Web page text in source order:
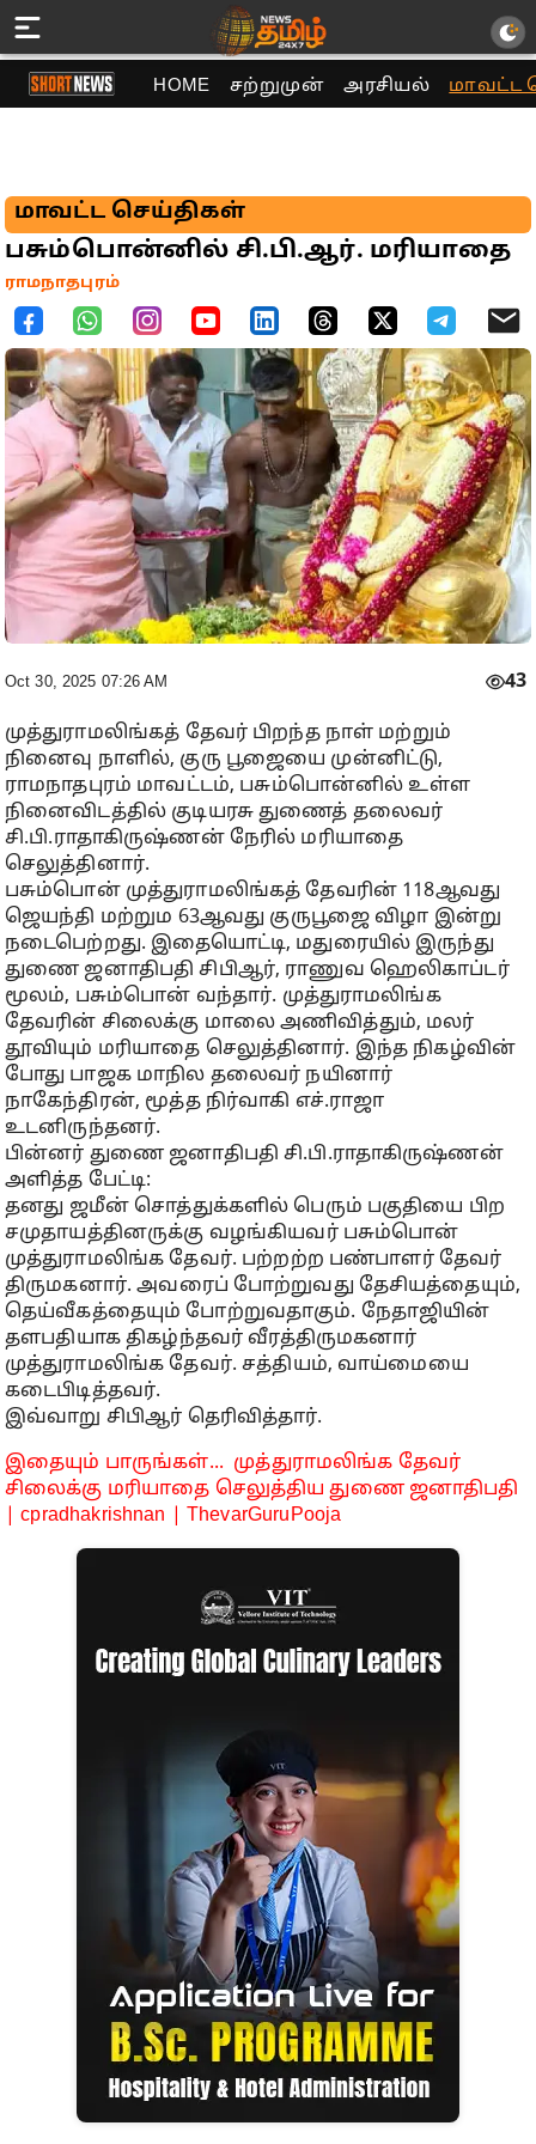
HOME சற்றுமுன் அரசியல் மாவட்ட
மாவட்ட செய்திகள்
பசும்பொன்னில் சி.பி.ஆர். மரியாதை
ராமநாதபுரம்
Oct 30, 2025 07:26 AM 43
முத்துராமலிங்கத் தேவர் பிறந்த நாள் மற்றும்
நினைவு நாளில், குரு பூஜையை முன்னிட்டு,
ராமநாதபுரம் மாவட்டம், பசும்பொன்னில் உள்ள
நினைவிடத்தில் குடியரசு துணைத் தலைவர்
சி.பி.ராதாகிருஷ்ணன் நேரில் மரியாதை
செலுத்தினார்.
பசும்பொன் முத்துராமலிங்கத் தேவரின் 118ஆவது
ஜெயந்தி மற்றும 63ஆவது குருபூஜை விழா இன்று
நடைபெற்றது. இதையொட்டி, மதுரையில் இருந்து
துணை ஜனாதிபதி சிபிஆர், ராணுவ ஹெலிகாப்டர்
மூலம், பசும்பொன் வந்தார். முத்துராமலிங்க
தேவரின் சிலைக்கு மாலை அணிவித்தும், மலர்
தூவியும் மரியாதை செலுத்தினார். இந்த நிகழ்வின்
போது பாஜக மாநில தலைவர் நயினார்
நாகேந்திரன், மூத்த நிர்வாகி எச்.ராஜா
உடனிருந்தனர்.
பின்னர் துணை ஜனாதிபதி சி.பி.ராதாகிருஷ்ணன்
அளித்த பேட்டி:
தனது ஜமீன் சொத்துக்களில் பெரும் பகுதியை பிற
சமுதாயத்தினருக்கு வழங்கியவர் பசும்பொன்
முத்துராமலிங்க தேவர். பற்றற்ற பண்பாளர் தேவர்
திருமகனார். அவரைப் போற்றுவது தேசியத்தையும்,
தெய்வீகத்தையும் போற்றுவதாகும். நேதாஜியின்
தளபதியாக திகழ்ந்தவர் வீரத்திருமகனார்
முத்துராமலிங்க தேவர். சத்தியம், வாய்மையை
கடைபிடித்தவர்.
இவ்வாறு சிபிஆர் தெரிவித்தார்.
இதையும் பாருங்கள்... முத்துராமலிங்க தேவர்
சிலைக்கு மரியாதை செலுத்திய துணை ஜனாதிபதி
| cpradhakrishnan | ThevarGuruPooja